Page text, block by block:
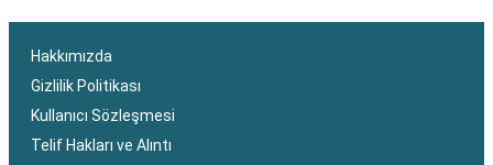
Hakkımızda
Gizlilik Politikası
Kullanıcı Sözleşmesi
Telif Hakları ve Alıntı